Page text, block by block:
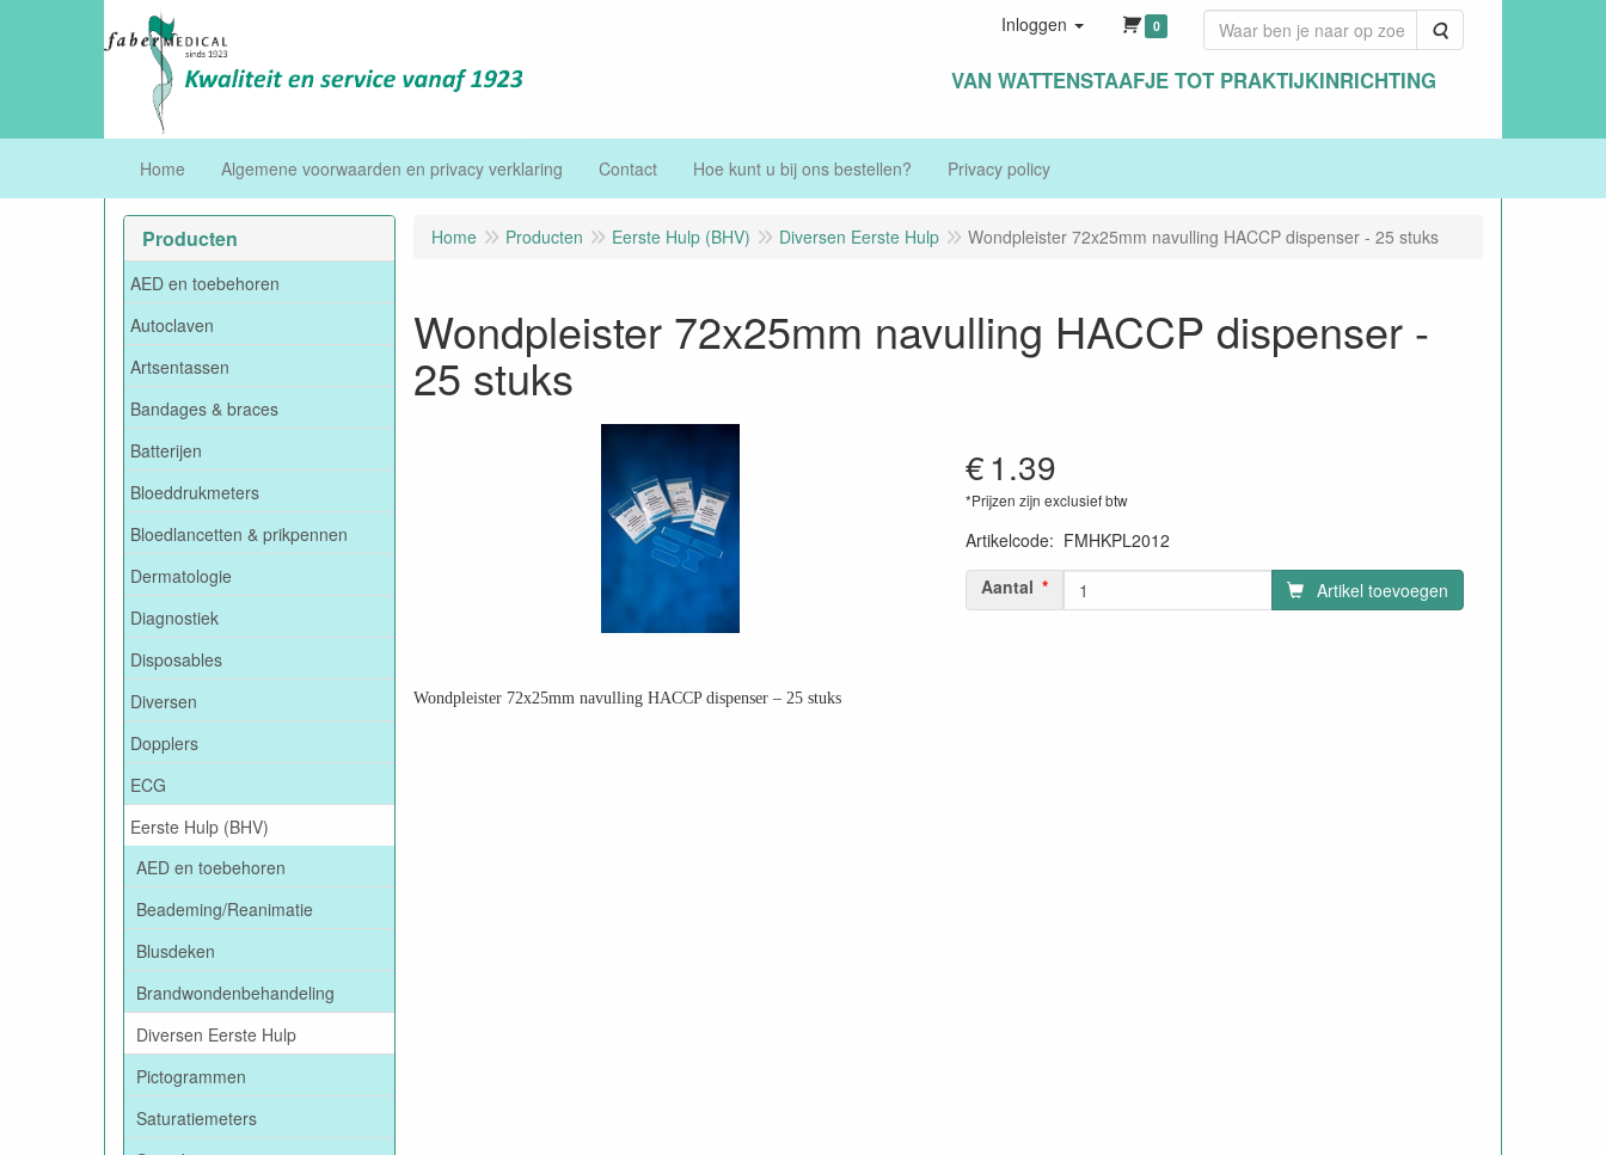
VAN WATTENSTAAFJE TOT PRAKTIJKINRICHTING
Inloggen 0 Zoeken
Home Algemene voorwaarden en privacy verklaring Contact Hoe kunt u bij ons bestellen? Privacy policy
Producten
AED en toebehoren
Autoclaven
Artsentassen
Bandages & braces
Batterijen
Bloeddrukmeters
Bloedlancetten & prikpennen
Dermatologie
Diagnostiek
Disposables
Diversen
Dopplers
ECG
Eerste Hulp (BHV)
AED en toebehoren
Beademing/Reanimatie
Blusdeken
Brandwondenbehandeling
Diversen Eerste Hulp
Pictogrammen
Saturatiemeters
Home Producten Eerste Hulp (BHV) Diversen Eerste Hulp Wondpleister 72x25mm navulling HACCP dispenser - 25 stuks
Wondpleister 72x25mm navulling HACCP dispenser -
25 stuks
€1.39
*Prijzen zijn exclusief btw
Artikelcode: FMHKPL2012
Aantal
Artikel toevoegen
Wondpleister 72x25mm navulling HACCP dispenser – 25 stuks